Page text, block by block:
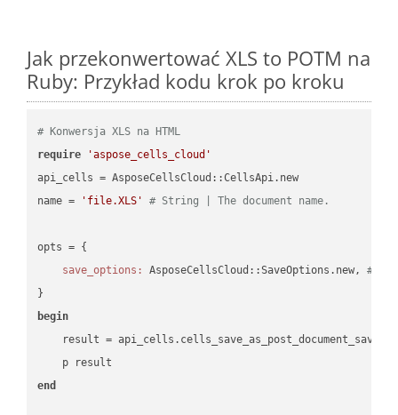
Jak przekonwertować XLS to POTM na
Ruby: Przykład kodu krok po kroku
# Konwersja XLS na HTML
require
'aspose_cells_cloud'
api_cells = AsposeCellsCloud::CellsApi.new
name =
'file.XLS' # String | The document name.
opts = {
save_options:
AsposeCellsCloud::SaveOptions.new, #
begin
result =
end